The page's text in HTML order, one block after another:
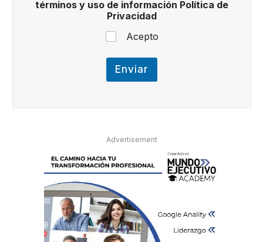
o
s
n
e
s
términos y uso de información Política de
Privacidad
Acepto
Enviar
Advertisement